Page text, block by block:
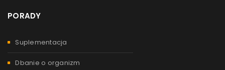
PORADY
Suplementacja
Dbanie o organizm